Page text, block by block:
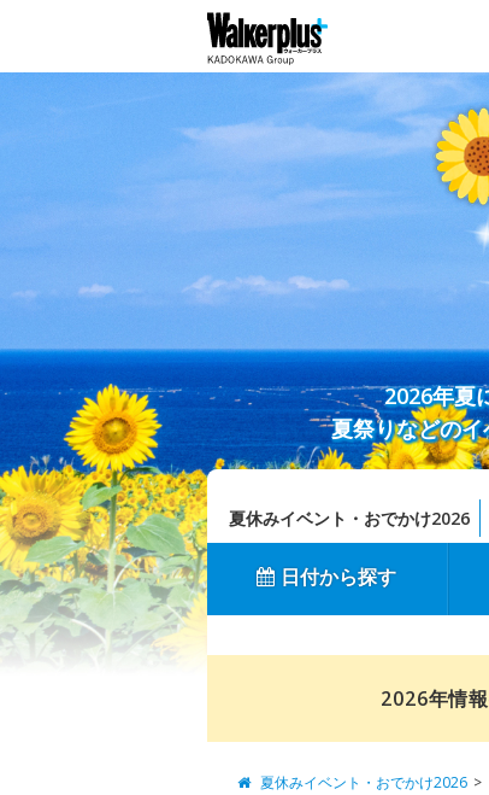
2026年夏
夏祭りなどの
夏休みイベント・おでかけ2026
日付から探す
2026年情
夏休みイベント・おでかけ2026